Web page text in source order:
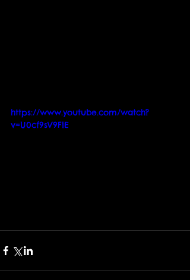
https://www.youtube.com/watch?
v=U0cf9sV9FlE